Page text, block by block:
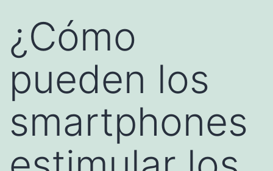
¿Cómo
pueden los
smartphones